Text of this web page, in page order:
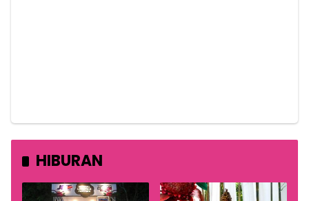
HIBURAN